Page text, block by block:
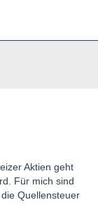
Soli =
25 %
Aktien geht
Für mich sind
Quellensteuer